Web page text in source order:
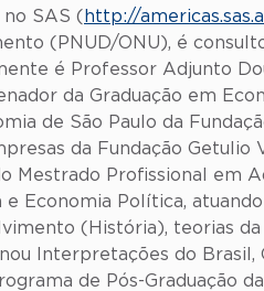
SAS ( http://
(PNUD/ONU), é
é Professor Adjunto
da Graduação em
de São Paulo da
da Fundação Getulio
Mestrado Profissional em
Economia Política,
(História), teorias
Interpretações do Brasil,
de Pós-Graduação